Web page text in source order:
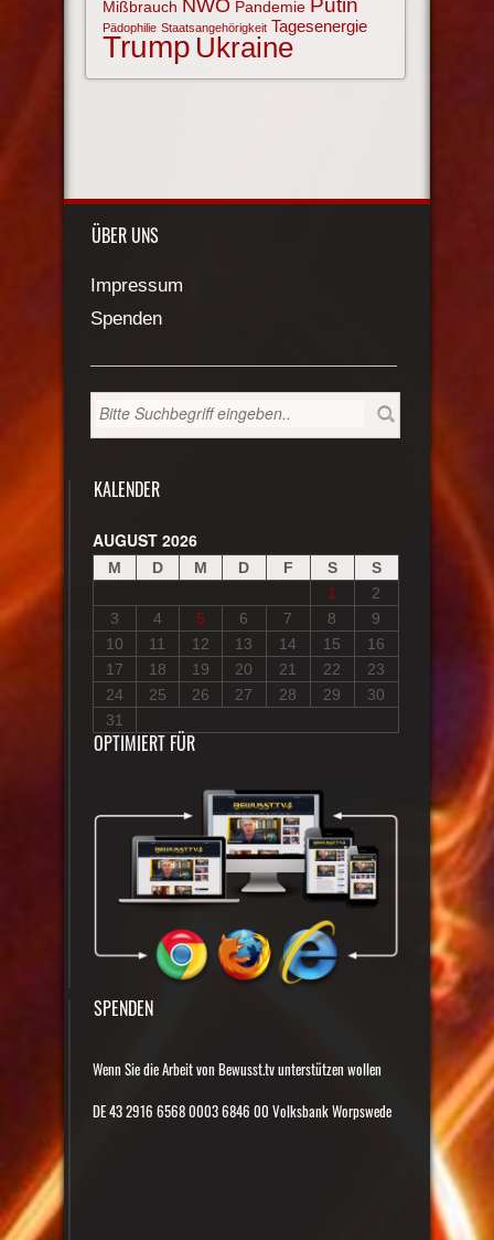
Mißbrauch Pandemie
Pädophilie Staatsangehörigkeit Tagesenergie
Trump Ukraine
ÜBER UNS
Impressum
Spenden
KALENDER
AUGUST 2026
M D M D F S
S
1
2
3
4 5 6 7 8
9
10
11 12 13 14 15
16
17
18 19 20 21 22
23
24
25 26 27 28 29
30
31
OPTIMIERT FÜR
SPENDEN
Wenn Sie die Arbeit von Bewusst.tv unterstützen wollen
DE 43 2916 6568 0003 6846 00 Volksbank Worpswede